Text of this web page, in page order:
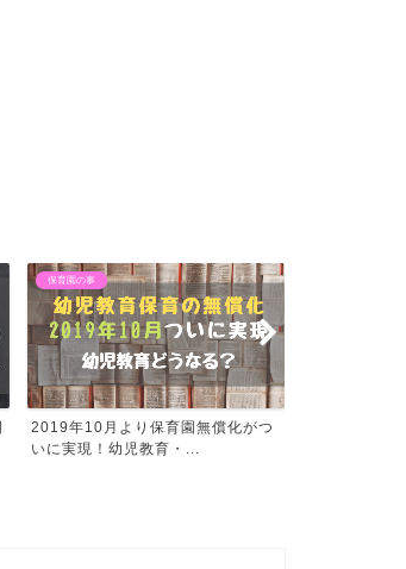
保育園の事
【産休・育休中に妊娠】保育園申込
みはできます！就労扱いな...